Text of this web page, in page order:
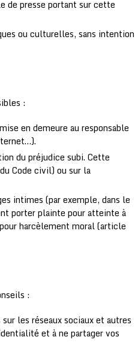
de presse portant sur cette
ou culturelles, sans intention
:
en demeure au responsable
du préjudice subi. Cette
Code civil) ou sur la
intimes (par exemple, dans le
porter plainte pour atteinte à
harcèlement moral (article
:
les réseaux sociaux et autres
et à ne partager vos